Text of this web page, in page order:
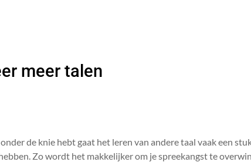
meer talen
de knie hebt gaat het leren van andere taal vaak een
Zo wordt het makkelijker om je spreekangst te